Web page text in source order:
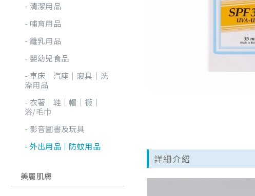
清潔用品
哺育用品
離乳用品
嬰幼兒食品
車床│汽座│寢具│洗
澡用品
衣著│鞋│帽│襪│
浴/毛巾
影音圖書及玩具
外出用品│防蚊用品
美麗肌膚
詳細介紹